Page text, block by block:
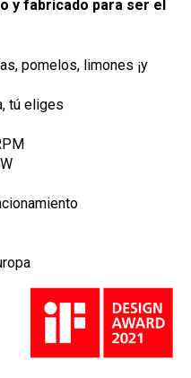
y fabricado para ser el
pomelos, limones ¡y
tú eliges